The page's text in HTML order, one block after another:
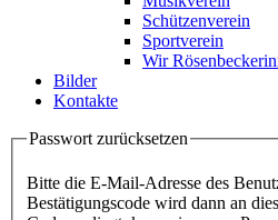
Schützenverein
Sportverein
Wir
Bilder
Kontakte
Passwort zurücksetzen
Bitte die E-Mail-Adresse des
Bestätigungscode wird dann an